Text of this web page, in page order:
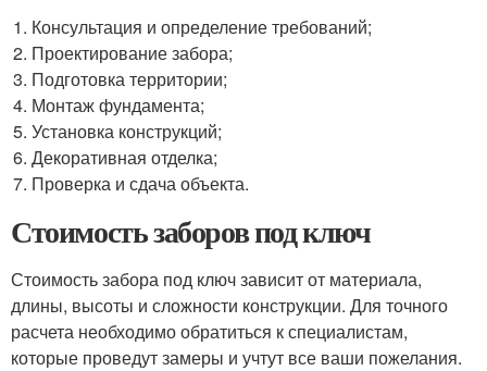
Консультация и определение требований;
Проектирование забора;
Подготовка территории;
Монтаж фундамента;
Установка конструкций;
Декоративная отделка;
Проверка и сдача объекта.
Стоимость заборов под ключ
Стоимость забора под ключ зависит от материала,
длины, высоты и сложности конструкции. Для точного
расчета необходимо обратиться к специалистам,
которые проведут замеры и учтут все ваши пожелания.